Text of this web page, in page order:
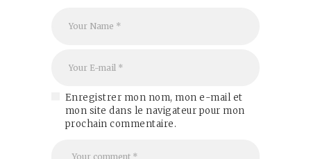
Enregistrer mon nom, mon e-mail et
mon site dans le navigateur pour mon
prochain commentaire.